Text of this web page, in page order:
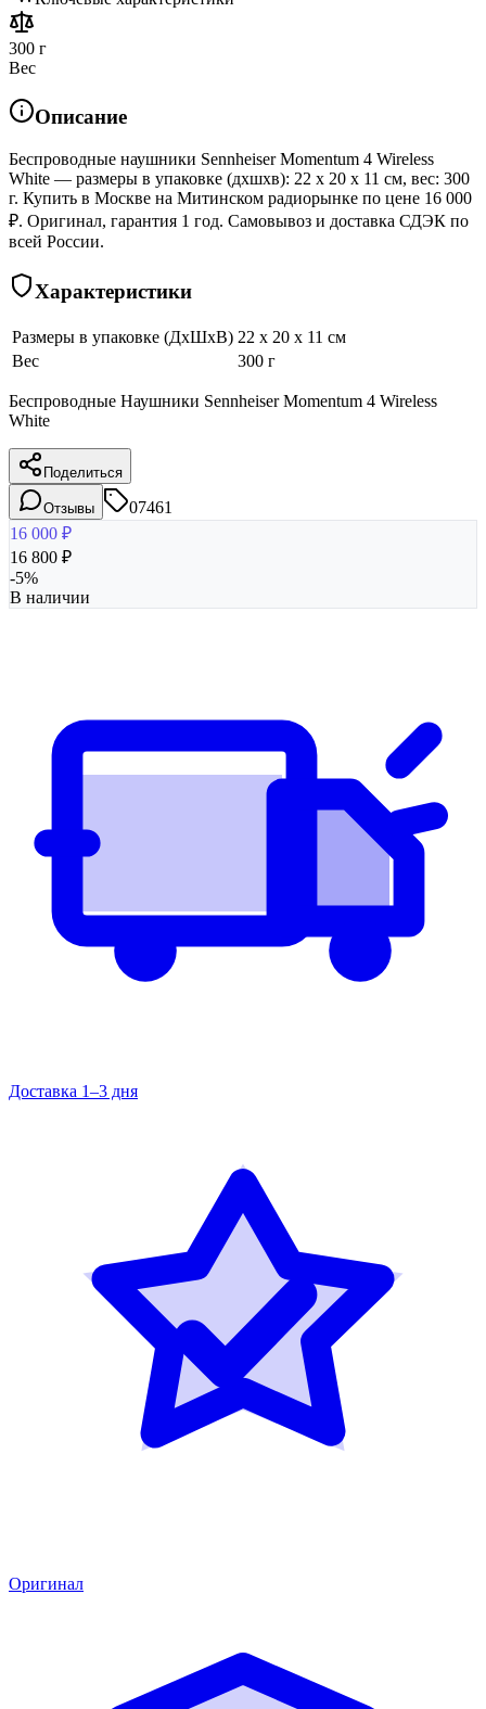
300 г
Вес
Описание
Беспроводные наушники Sennheiser Momentum 4 Wireless
White — размеры в упаковке (дхшхв): 22 x 20 x 11 см, вес: 300
г. Купить в Москве на Митинском радиорынке по цене 16 000
₽. Оригинал, гарантия 1 год. Самовывоз и доставка СДЭК по
всей России.
Характеристики
Размеры в упаковке (ДхШхВ) 22 x 20 x 11 см
Вес
300 г
Беспроводные Наушники Sennheiser Momentum 4 Wireless
White
Поделиться
Отзывы
07461
16 000 ₽
16 800 ₽
-5%
В наличии
Доставка 1–3 дня
Оригинал